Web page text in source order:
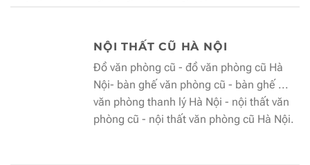
NỘI THẤT CŨ HÀ NỘI
Đồ văn phòng cũ - đồ văn phòng cũ Hà
Nội- bàn ghế văn phòng cũ - bàn ghế ...
văn phòng thanh lý Hà Nội - nội thất văn
phòng cũ - nội thất văn phòng cũ Hà Nội.